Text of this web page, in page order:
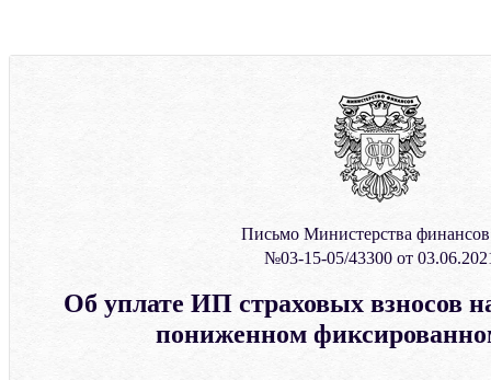
Письмо Министерства
№03-15-05/43300 от
Об уплате ИП страховых взносов
пониженном